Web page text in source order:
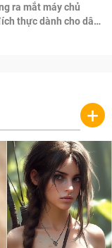
ra mắt máy chủ
thực dành cho dân
+